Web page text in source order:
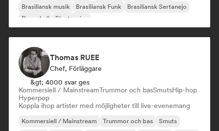
Brasiliansk musik
Brasiliansk Funk
Brasiliansk Sertanejo
Dancehall
Electronica
Thomas RUEE
Chef, Förläggare
&gt; 4000 svar ges
Kommersiell / MainstreamTrummor och basSmutsHip-hop
Hyperpop
Koppla ihop artister med möjligheter till live-evenemang
Kommersiell / Mainstream Trummor och bas
Smuts